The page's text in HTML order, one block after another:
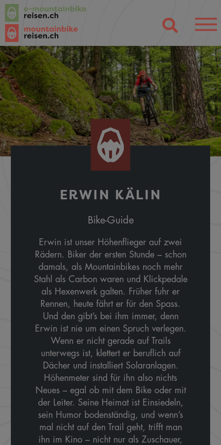
ERWIN KÄLIN
Bike-Guide
Erwin ist unser Höhenflieger auf zwei
Rädern. Biker der ersten Stunde – schon
damals, als Mountainbikes noch mehr
Stahl als Carbon waren und Klickpedale
als Hexenwerk galten. Früher fuhr er
Rennen, heute fährt er für den Spass.
Und den gibt’s bei ihm immer, denn
Erwin ist nie um einen Spruch verlegen.
Wenn er nicht gerade auf Trails
unterwegs ist, klettert er beruflich auf
Dächer und installiert Solaranlagen.
Höhenmeter sind für ihn also nichts
Neues – egal ob mit dem Bike oder mit
der Leiter. Seine Heimat ist Einsiedeln,
sein Humor bodenständig, und wenn’s
mal nicht auf den Trail geht, trifft man
ihn im Kino – nicht nur als Zuschauer,